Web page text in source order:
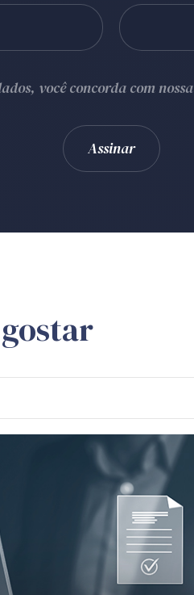
você concorda com nossa